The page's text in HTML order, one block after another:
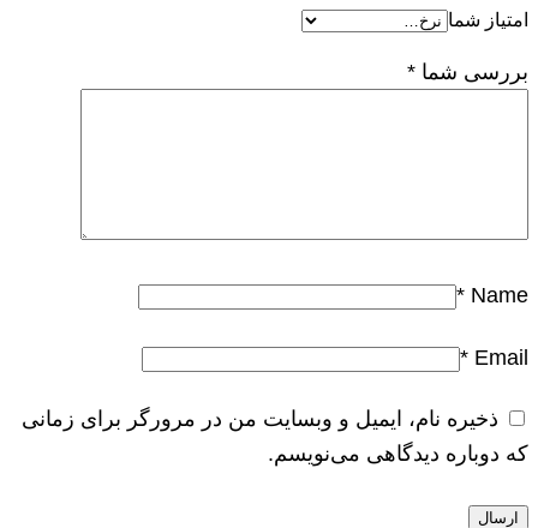
امتیاز شما
بررسی شما *
Name
*
Email
*
ذخیره نام، ایمیل و وبسایت من در مرورگر برای زمانی
که دوباره دیدگاهی می‌نویسم.